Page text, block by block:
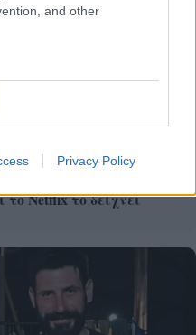
and other
Privacy Policy
Netflix το δείχνει